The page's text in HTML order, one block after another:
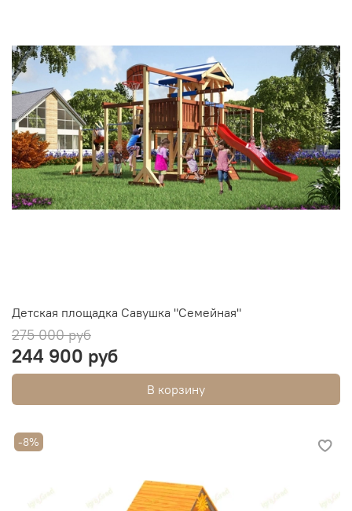
Детская площадка Савушка "Семейная"
275 000 руб
244 900 руб
В корзину
-8%